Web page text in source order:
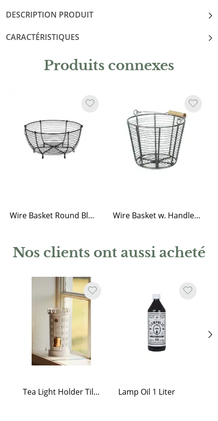
DESCRIPTION PRODUIT
CARACTÉRISTIQUES
Produits connexes
Wire Basket Round Black Small Wire Basket w. Handle Coned Zink Small
Nos clients ont aussi acheté
Tea Light Holder Tiled Stove White Lamp Oil 1 Liter